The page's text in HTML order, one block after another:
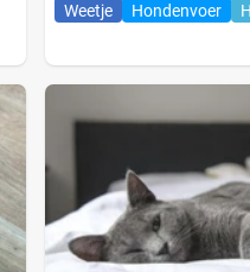
Weetje Hondenvoer